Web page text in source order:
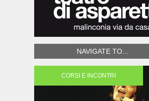
NAVIGATE TO...
CORSI E INCONTRI